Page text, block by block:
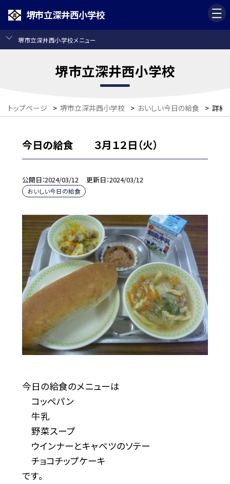
堺市立深井西小学校
堺市立深井西小学校メニュー
堺市立深井西小学校
トップページ > 堺市立深井西小学校 > おいしい今日の給食 > 詳細
今日の給食 ３月１２日（火）
公開日 2024/03/12 更新日 2024/03/12
おいしい今日の給食
今日の給食のメニューは
コッペパン
牛乳
野菜スープ
ウインナーとキャベツのソテー
チョコチップケーキ
です。